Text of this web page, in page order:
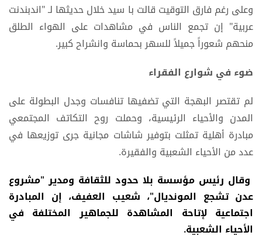
وعلى رغم فارق التوقيت قالت با سيد خلال حديثها لـ "اندبندنت
عربية" إن تجمع الناس في مشاهدات على الهواء الطلق
منحهم شعوراً جميلاً للسهر بحماسة وانشراح كبير.
ضوء في شوارع الفقراء
لم تقتصر البهجة التي تضفيها تنافسات وجدل البطولة على
المدن والأحياء الرئيسية، وحملت روح التكاتف المجتمعي
مبادرة أهلية تمثلت بتوفير شاشات مجانية جرى توزيعها في
عدد من الأحياء الشعبية والفقيرة.
وقال رئيس مؤسسة بلا حدود للثقافة ومدير "مشروع
عدن تشجع المونديال"، شعيب العفيف، إن المبادرة
اجتماعية لإتاحة المشاهدة للجماهير المختلفة في
الأحياء الشعبية.